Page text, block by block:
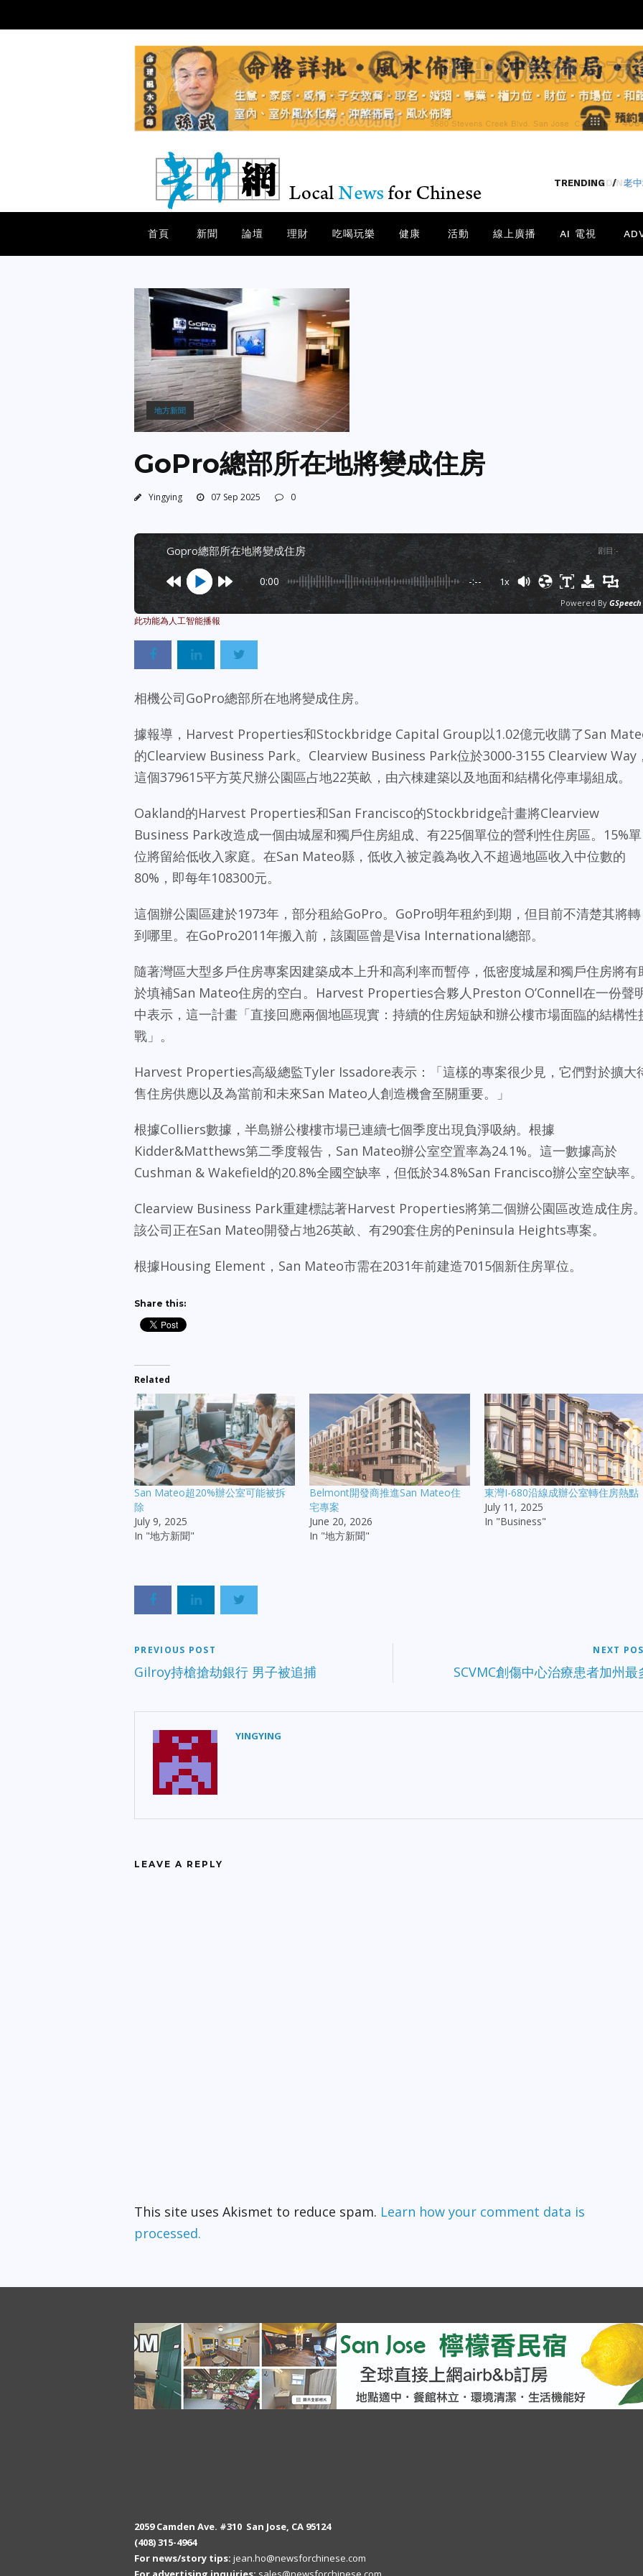
TRENDING /
首頁 新聞 論壇 理財 吃喝玩樂 健康 活動 線上廣播 AI 電視
地方新聞
GoPro總部所在地將變成住房
Yingying 07 Sep 2025 0
gopro總部所在地將變成住房 剧目 :-
0:00 -:-- 1x
Powered By GSpeech
相機公司GoPro總部所在地將變成住房。
據報導，Harvest Properties和Stockbridge Capital Group以1.02億元收購了San
的Clearview Business Park。Clearview Business Park位於3000-3155 Clearview Way
這個379615平方英尺辦公園區占地22英畝，由六棟建築以及地面和結構化停車場組成。
Oakland的Harvest Properties和San Francisco的Stockbridge計畫將Clearview
Business Park改造成一個由城屋和獨戶住房組成、有225個單位的營利性住房區。15%單
位將留給低收入家庭。在San Mateo縣，低收入被定義為收入不超過地區收入中位數的
80%，即每年108300元。
這個辦公園區建於1973年，部分租給GoPro。GoPro明年租約到期，但目前不清楚其將轉
到哪里。在GoPro2011年搬入前，該園區曾是Visa International總部。
隨著灣區大型多戶住房專案因建築成本上升和高利率而暫停，低密度城屋和獨戶住房將有
於填補San Mateo住房的空白。Harvest Properties合夥人Preston O’Connell在一份聲
中表示，這一計畫「直接回應兩個地區現實：持續的住房短缺和辦公樓市場面臨的結構性
戰」。
Harvest Properties高級總監Tyler Issadore表示：「這樣的專案很少見，它們對於擴大
售住房供應以及為當前和未來San Mateo人創造機會至關重要。」
根據Colliers數據，半島辦公樓樓市場已連續七個季度出現負淨吸納。根據
Kidder&Matthews第二季度報告，San Mateo辦公室空置率為24.1%。這一數據高於
Cushman & Wakefield的20.8%全國空缺率，但低於34.8%San Francisco辦公室空缺率
Clearview Business Park重建標誌著Harvest Properties將第二個辦公園區改造成住房
該公司正在San Mateo開發占地26英畝、有290套住房的Peninsula Heights專案。
根據Housing Element，San Mateo市需在2031年前建造7015個新住房單位。
Share this:
Related
San Mateo超20%辦公室可能被拆
除
July 9, 2025
In "地方新聞"
Belmont開發商推進San Mateo住
宅專案
June 20, 2026
In "地方新聞"
東灣I-680沿線成辦公室轉住房熱點
July 11, 2025
In "Business"
PREVIOUS POST
Gilroy持槍搶劫銀行 男子被追捕
NEXT
SCVMC創傷中心治療患者加州最
YINGYING
LEAVE A REPLY
This site uses Akismet to reduce spam. Learn how your comment data is
processed.
2059 Camden Ave. #310 San Jose, CA 95124
(408) 315-4964
For news/story tips: jean.ho@newsforchinese.com